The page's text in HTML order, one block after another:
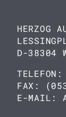
HERZOG
D-38304
FAX:
E-MAIL: